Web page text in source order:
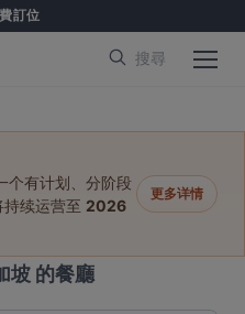
訂位
搜尋
个有计划、分阶段
续运营至 2026
更多详情
坡 的餐廳